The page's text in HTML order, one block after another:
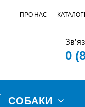
ПРО НАС
0
СОБАКИ